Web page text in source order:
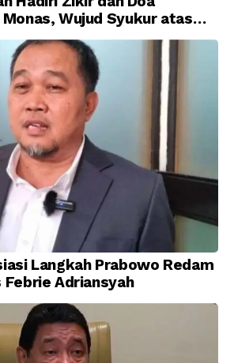
Wujud Syukur atas
Langkah Prabowo Redam
Adriansyah